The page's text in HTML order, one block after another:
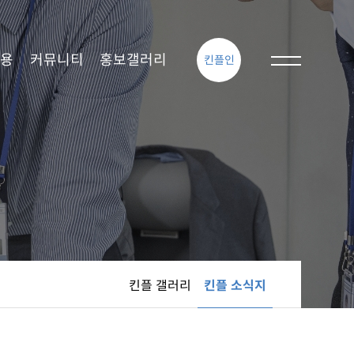
킨플인
커뮤니티 홍보갤러리
킨플 갤러리 킨플 소식지